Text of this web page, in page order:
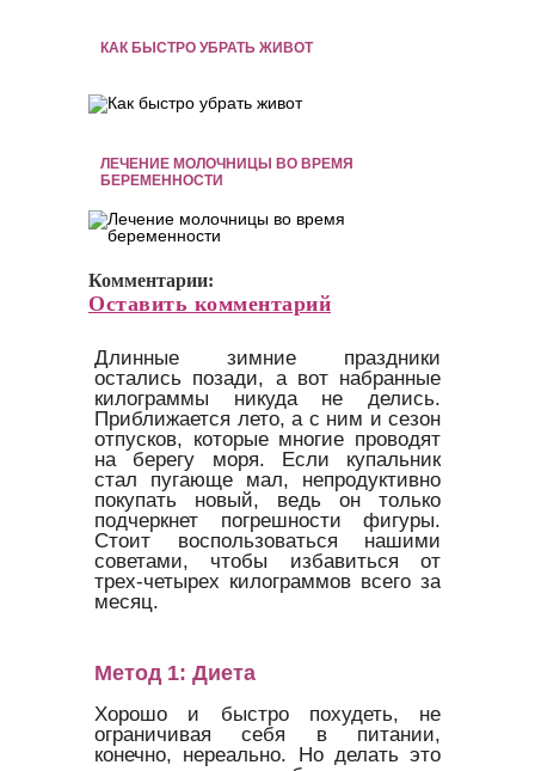
КАК БЫСТРО УБРАТЬ ЖИВОТ
ЛЕЧЕНИЕ МОЛОЧНИЦЫ ВО ВРЕМЯ
БЕРЕМЕННОСТИ
Комментарии:
Оставить комментарий
Длинные зимние праздники
остались позади, а вот набранные
килограммы никуда не делись.
Приближается лето, а с ним и сезон
отпусков, которые многие проводят
на берегу моря. Если купальник
стал пугающе мал, непродуктивно
покупать новый, ведь он только
подчеркнет погрешности фигуры.
Стоит воспользоваться нашими
советами, чтобы избавиться от
трех-четырех килограммов всего за
месяц.
Метод 1: Диета
Хорошо и быстро похудеть, не
ограничивая себя в питании,
конечно, нереально. Но делать это